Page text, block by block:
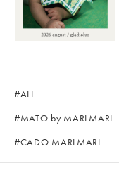
ALL
MATO by MARLMARL
CADO MARLMARL